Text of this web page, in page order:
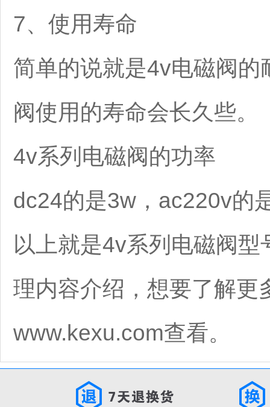
7、使用寿命
简单的说就是4v电磁阀
阀使用的寿命会长久些。
4v系列电磁阀的功率
dc24的是3w，ac220v的
以上就是4v系列电磁阀
理内容介绍，想要了解更
www.kexu.com查看。